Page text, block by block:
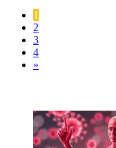
1
2
3
4
»